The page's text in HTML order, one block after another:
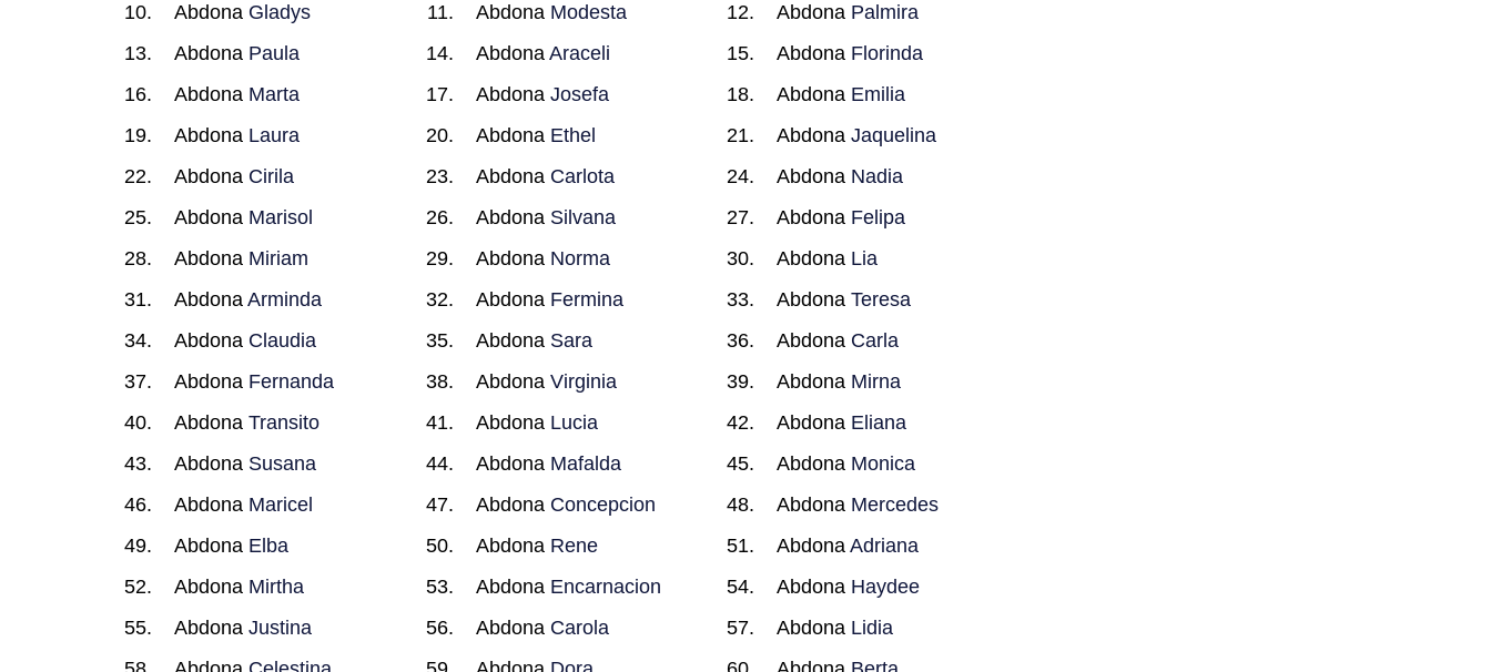
Abdona Gladys Abdona Modesta Abdona Palmira
Abdona Paula Abdona Araceli Abdona Florinda
Abdona Marta Abdona Josefa Abdona Emilia
Abdona Laura Abdona Ethel AbdonaJaquelina
Abdona Cirila Abdona Carlota Abdona Nadia
Abdona Marisol Abdona Silvana Abdona Felipa
Abdona Miriam Abdona Norma Abdona Lia
Abdona Arminda Abdona Fermina AbdonaTeresa
Abdona Claudia Abdona Sara Abdona Carla
Abdona Fernanda Abdona Virginia Abdona Mirna
Abdona Transito Abdona Lucia Abdona Eliana
Abdona Susana Abdona Mafalda Abdona Monica
Abdona Maricel Abdona Concepcion Abdona Mercedes
Abdona Elba Abdona Rene AbdonaAdriana
Abdona Mirtha Abdona Encarnacion Abdona Haydee
Abdona Justina Abdona Carola Abdona Lidia